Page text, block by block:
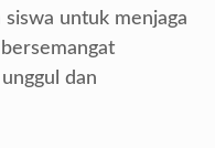
siswa untuk menjaga
dan